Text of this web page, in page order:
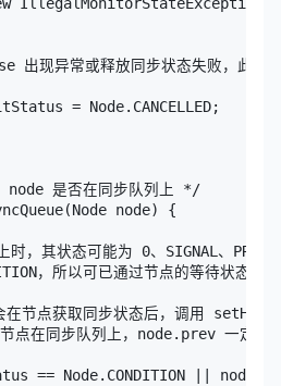
出现异常或释放同步状态失败，此处
= Node.CANCELLED;
node 是否在同步队列上 */
node) {
时，其状态可能为 0、SIGNAL、
，所以可已通过节点的等待状态来
节点获取同步状态后，调用 setHead
点在同步队列上，node.prev 一定不
== Node.CONDITION ||